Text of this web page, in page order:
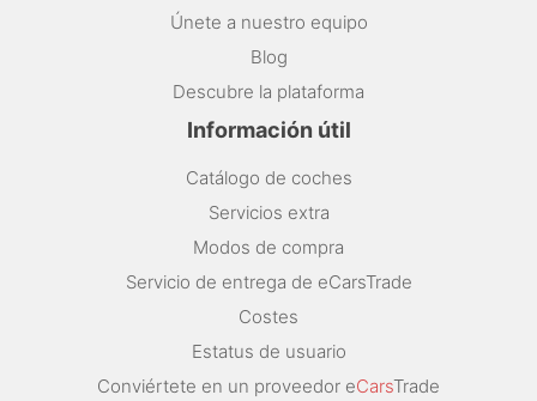
Únete a nuestro equipo
Blog
Descubre la plataforma
Información útil
Catálogo de coches
Servicios extra
Modos de compra
Servicio de entrega de eCarsTrade
Costes
Estatus de usuario
Conviértete en un proveedor eCarsTrade